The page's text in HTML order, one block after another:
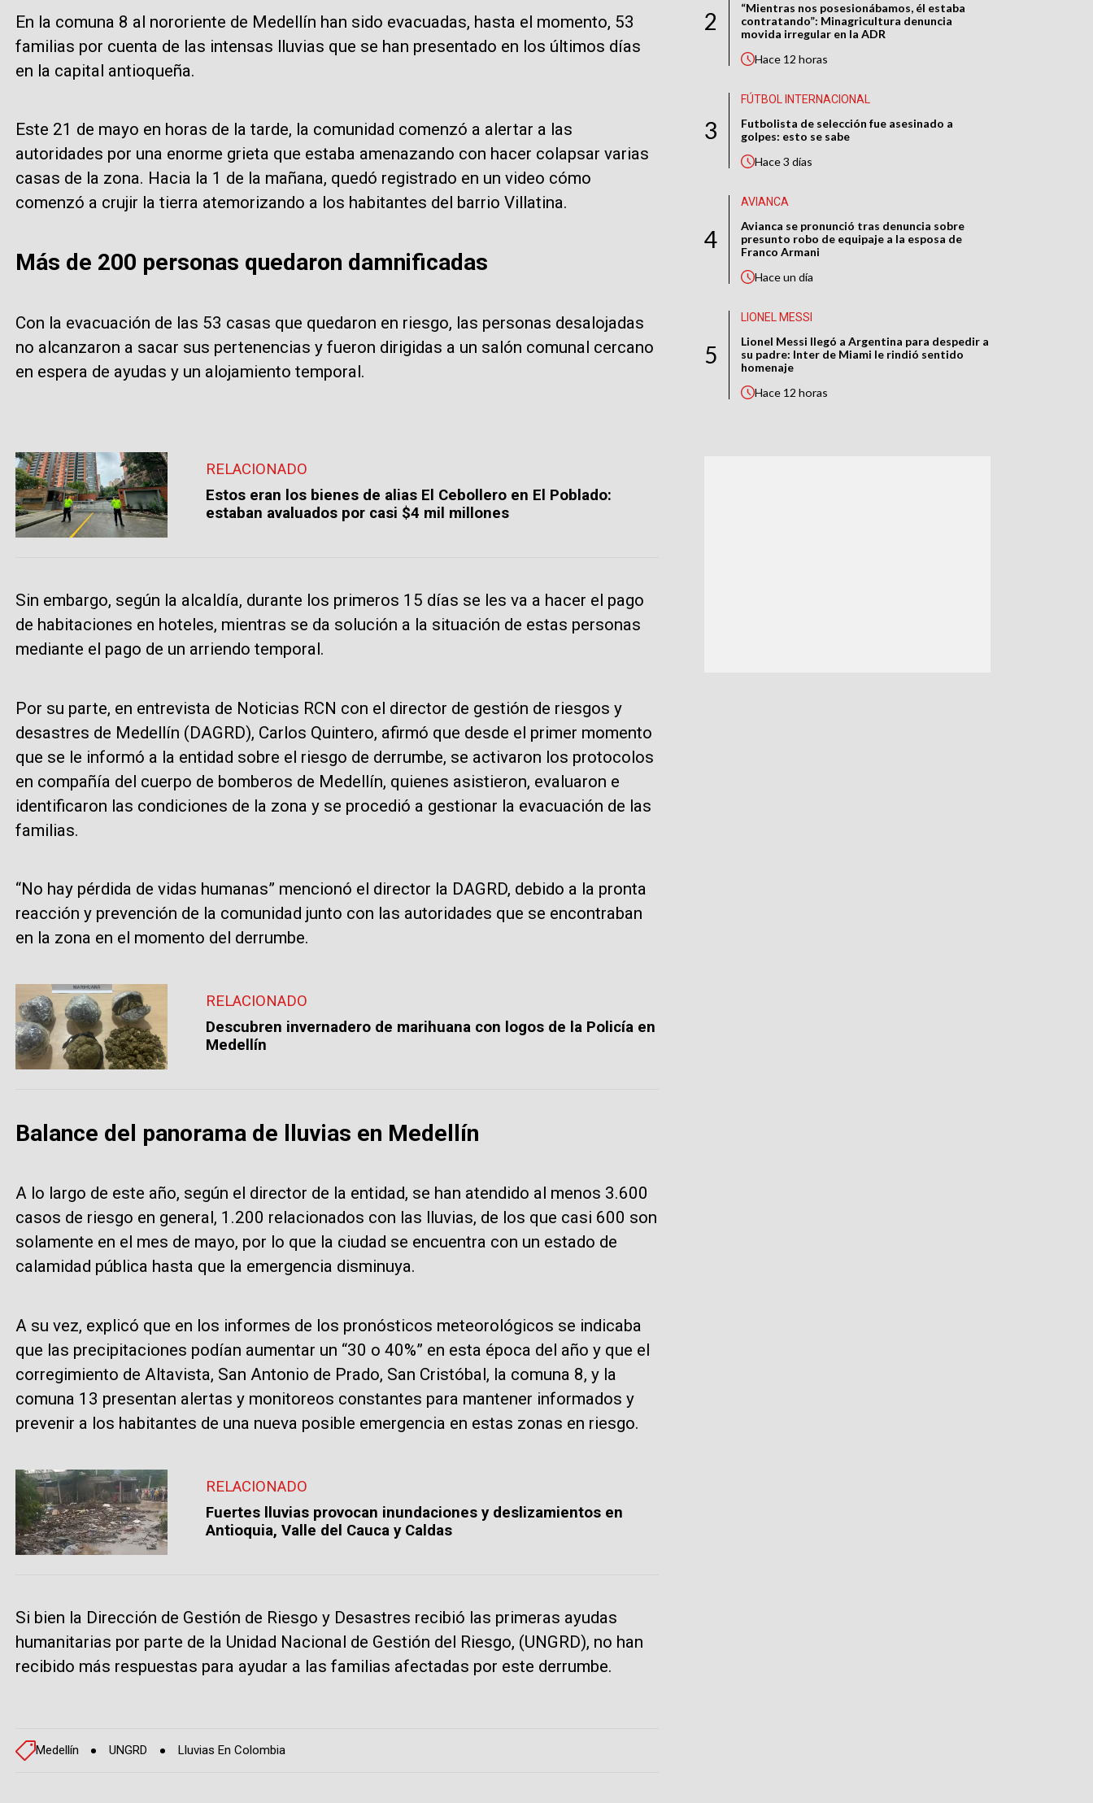
En la comuna 8 al nororiente de Medellín han sido evacuadas, hasta el momento, 53
familias por cuenta de las intensas lluvias que se han presentado en los últimos días
en la capital antioqueña.
Este 21 de mayo en horas de la tarde, la comunidad comenzó a alertar a las
autoridades por una enorme grieta que estaba amenazando con hacer colapsar varias
casas de la zona. Hacia la 1 de la mañana, quedó registrado en un video cómo
comenzó a crujir la tierra atemorizando a los habitantes del barrio Villatina.
Más de 200 personas quedaron damnificadas
Con la evacuación de las 53 casas que quedaron en riesgo, las personas desalojadas
no alcanzaron a sacar sus pertenencias y fueron dirigidas a un salón comunal cercano
en espera de ayudas y un alojamiento temporal.
RELACIONADO
Estos eran los bienes de alias El Cebollero en El Poblado:
estaban avaluados por casi $4 mil millones
Sin embargo, según la alcaldía, durante los primeros 15 días se les va a hacer el pago
de habitaciones en hoteles, mientras se da solución a la situación de estas personas
mediante el pago de un arriendo temporal.
Por su parte, en entrevista de Noticias RCN con el director de gestión de riesgos y
desastres de Medellín (DAGRD), Carlos Quintero, afirmó que desde el primer momento
que se le informó a la entidad sobre el riesgo de derrumbe, se activaron los protocolos
en compañía del cuerpo de bomberos de Medellín, quienes asistieron, evaluaron e
identificaron las condiciones de la zona y se procedió a gestionar la evacuación de las
familias.
“No hay pérdida de vidas humanas” mencionó el director la DAGRD, debido a la pronta
reacción y prevención de la comunidad junto con las autoridades que se encontraban
en la zona en el momento del derrumbe.
RELACIONADO
Descubren invernadero de marihuana con logos de la Policía en
Medellín
Balance del panorama de lluvias en Medellín
A lo largo de este año, según el director de la entidad, se han atendido al menos 3.600
casos de riesgo en general, 1.200 relacionados con las lluvias, de los que casi 600 son
solamente en el mes de mayo, por lo que la ciudad se encuentra con un estado de
calamidad pública hasta que la emergencia disminuya.
A su vez, explicó que en los informes de los pronósticos meteorológicos se indicaba
que las precipitaciones podían aumentar un “30 o 40%” en esta época del año y que el
corregimiento de Altavista, San Antonio de Prado, San Cristóbal, la comuna 8, y la
comuna 13 presentan alertas y monitoreos constantes para mantener informados y
prevenir a los habitantes de una nueva posible emergencia en estas zonas en riesgo.
RELACIONADO
Fuertes lluvias provocan inundaciones y deslizamientos en
Antioquia, Valle del Cauca y Caldas
Si bien la Dirección de Gestión de Riesgo y Desastres recibió las primeras ayudas
humanitarias por parte de la Unidad Nacional de Gestión del Riesgo, (UNGRD), no han
recibido más respuestas para ayudar a las familias afectadas por este derrumbe.
Medellín UNGRD Lluvias En Colombia
2
“Mientras nos posesionábamos, él estaba
contratando”: Minagricultura denuncia
movida irregular en la ADR
Hace 12 horas
3
FÚTBOL INTERNACIONAL
Futbolista de selección fue asesinado a
golpes: esto se sabe
Hace3 días
4
AVIANCA
Avianca se pronunció tras denuncia sobre
presunto robo de equipaje a la esposa de
Franco Armani
Haceun día
5
LIONEL MESSI
Lionel Messi llegó a Argentina para despedir a
su padre: Inter de Miami le rindió sentido
homenaje
Hace 12 horas